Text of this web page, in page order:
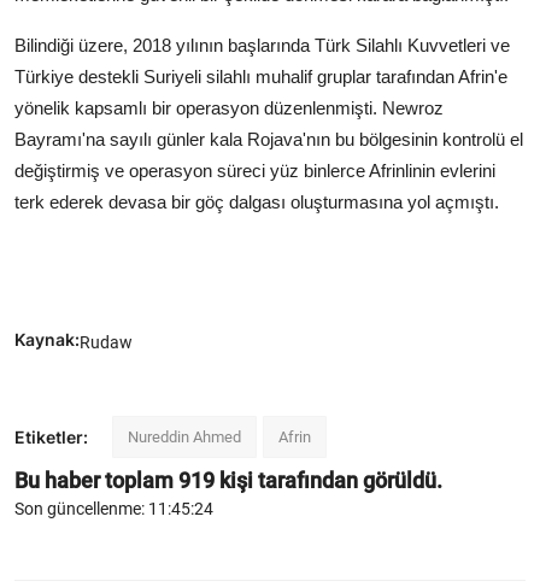
Bilindiği üzere, 2018 yılının başlarında Türk Silahlı Kuvvetleri ve
Türkiye destekli Suriyeli silahlı muhalif gruplar tarafından Afrin'e
yönelik kapsamlı bir operasyon düzenlenmişti. Newroz
Bayramı'na sayılı günler kala Rojava'nın bu bölgesinin kontrolü el
değiştirmiş ve operasyon süreci yüz binlerce Afrinlinin evlerini
terk ederek devasa bir göç dalgası oluşturmasına yol açmıştı.
Kaynak:Rudaw
Etiketler: Nureddin Ahmed Afrin
Bu haber toplam919 kişi tarafından görüldü.
Son güncellenme: 11:45:24